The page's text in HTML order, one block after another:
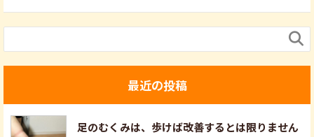

最近の投稿
足のむくみは、歩けば改善するとは限りません